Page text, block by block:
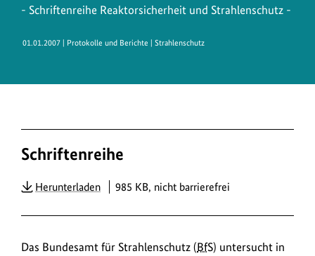
- Schriftenreihe Reaktorsicherheit und Strahlenschutz -
01.01.2007 | Protokolle und Berichte | Strahlenschutz
Schriftenreihe
HerunterladenPDF985 KB, nicht barrierefrei
Das Bundesamt für Strahlenschutz (BfS) untersucht in